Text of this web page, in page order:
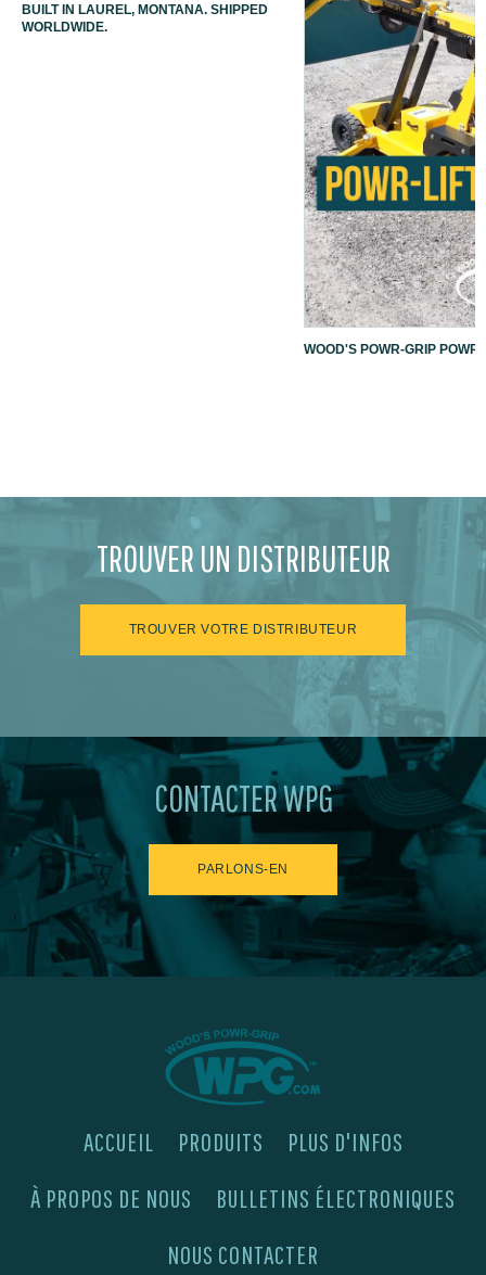
BUILT IN LAUREL, MONTANA. SHIPPED
WORLDWIDE.
WOOD'S POWR-GRIP
TROUVER UN DISTRIBUTEUR
TROUVER VOTRE DISTRIBUTEUR
CONTACTER WPG
PARLONS-EN
ACCUEIL PRODUITS
PLUS D'INFOS
À PROPOS DE NOUS
BULLETINS ÉLECTRONIQUES
NOUS CONTACTER